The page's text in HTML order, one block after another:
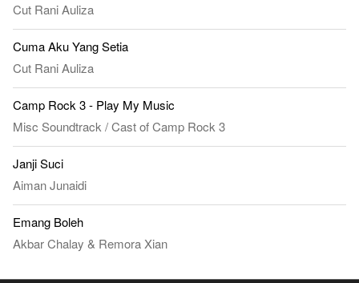
Cut Rani Auliza
Cuma Aku Yang Setia
Cut Rani Auliza
Camp Rock 3 - Play My Music
Misc Soundtrack/Cast of Camp Rock 3
Janji Suci
Aiman Junaidi
Emang Boleh
Akbar Chalay & Remora Xian